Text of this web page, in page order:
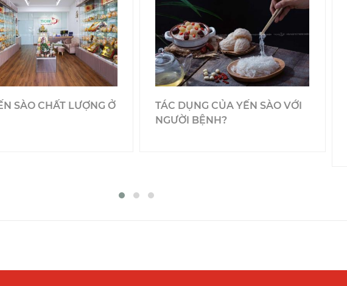
SÀO CHẤT LƯỢNG Ở
TÁC DỤNG CỦA YẾN SÀO VỚI
NGƯỜI BỆNH?